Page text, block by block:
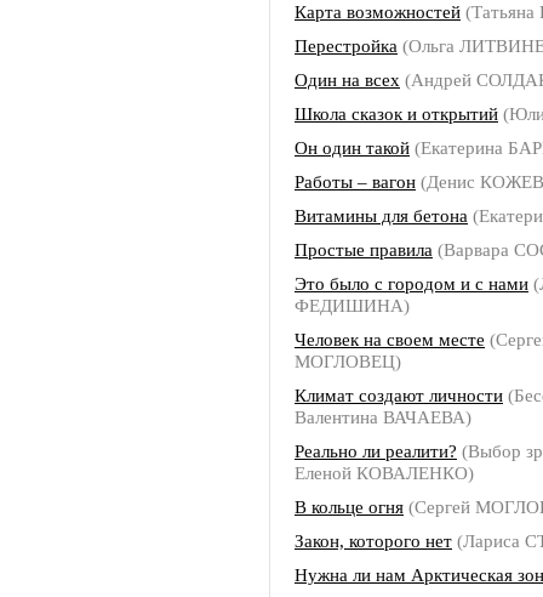
Карта возможностей
Перестройка (Ольга
Один на всех (Андрей
Школа сказок и открытий
Он один такой (Екатерина
Работы – вагон (Денис
Витамины для бетона
Простые правила (Варвара
Это было с городом и с нами
ФЕДИШИНА)
Человек на своем месте
МОГЛОВЕЦ)
Климат создают личности
Валентина ВАЧАЕВА)
Реально ли реалити? (Выбор
Еленой КОВАЛЕНКО)
В кольце огня (Сергей
Закон, которого нет (Лариса
Нужна ли нам Арктическая